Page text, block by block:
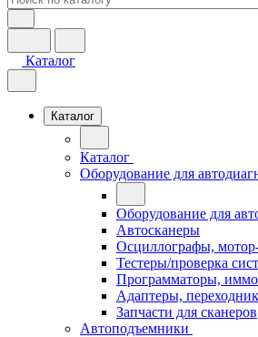
Каталог
Каталог
Каталог
Оборудование для
Оборудование для
Автосканеры
Осциллографы,
Тестеры/проверка
Программаторы,
Адаптеры,
Запчасти для сканеров
Автоподъемники